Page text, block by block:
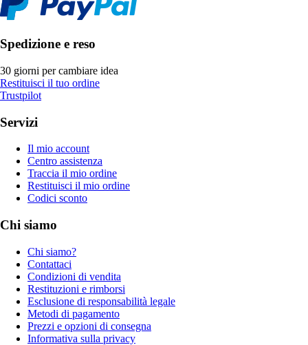
Spedizione e reso
30 giorni per cambiare idea
Restituisci il tuo ordine
Trustpilot
Servizi
Il mio account
Centro assistenza
Traccia il mio ordine
Restituisci il mio ordine
Codici sconto
Chi siamo
Chi siamo?
Contattaci
Condizioni di vendita
Restituzioni e rimborsi
Esclusione di responsabilità legale
Metodi di pagamento
Prezzi e opzioni di consegna
Informativa sulla privacy